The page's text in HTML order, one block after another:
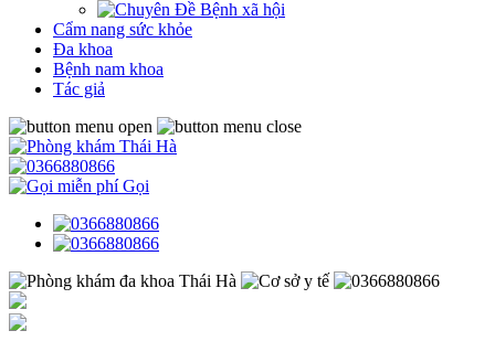
Cẩm nang sức khỏe
Đa khoa
Bệnh nam khoa
Tác giả
Gọi